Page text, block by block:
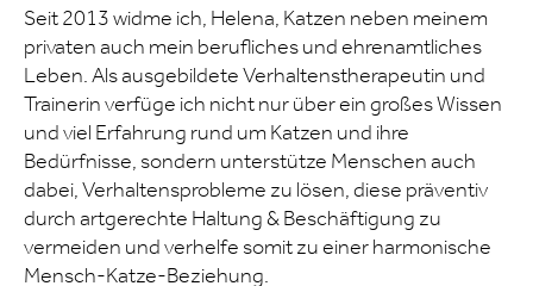
Seit 2013 widme ich, Helena, Katzen neben meinem
privaten auch mein berufliches und ehrenamtliches
Leben. Als ausgebildete Verhaltenstherapeutin und
Trainerin verfüge ich nicht nur über ein großes Wissen
und viel Erfahrung rund um Katzen und ihre
Bedürfnisse, sondern unterstütze Menschen auch
dabei, Verhaltensprobleme zu lösen, diese präventiv
durch artgerechte Haltung & Beschäftigung zu
vermeiden und verhelfe somit zu einer harmonische
Mensch-Katze-Beziehung.